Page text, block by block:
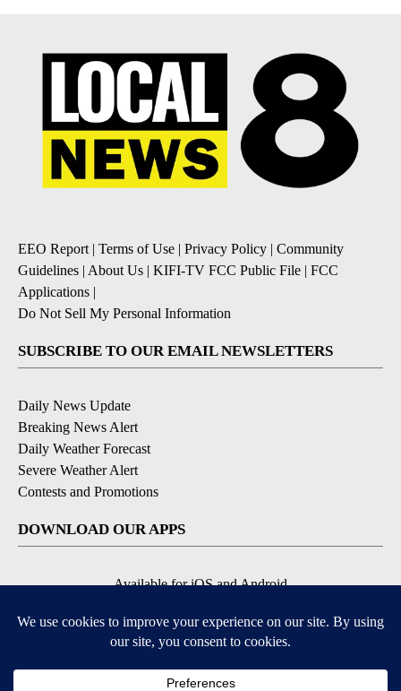
EEO Report| Terms of Use | Privacy Policy | Community
Guidelines | About Us | KIFI-TV FCC Public File | FCC
Applications |
Do Not Sell My Personal Information
SUBSCRIBE TO OUR EMAIL NEWSLETTERS
Daily News Update
Breaking News Alert
Daily Weather Forecast
Severe Weather Alert
Contests and Promotions
DOWNLOAD OUR APPS
Available for iOS and Android